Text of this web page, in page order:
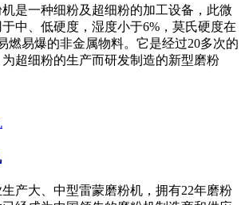
是一种细粉及超细粉的加工设备，此微
中、低硬度，湿度小于6%，莫氏硬度在
燃易爆的非金属物料。它是经过20多次的
超细粉的生产而研发制造的新型磨粉
产大、中型雷蒙磨粉机，拥有22年磨粉